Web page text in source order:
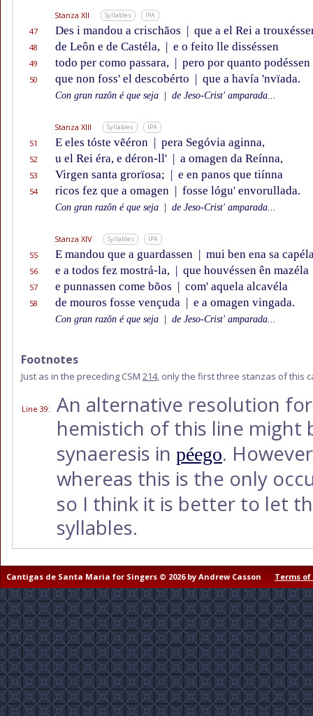
Stanza XII Syllables IPA
47 Des i mandou a crischãos | que a el Rei a
48 de Leôn e de Castéla, | e o feito lle disséssen
49 todo per como passara, | pero por quanto podéssen
50 que non foss' el descobérto | que a havía 'nvïada.
Con gran razôn é que seja de Jeso-Crist' amparada...
Stanza XIII Syllables IPA
51 E eles tóste vẽéron | pera Segóvia aginna,
52 u el Rei éra, e déron-ll' | a omagen da Reínna,
53 Virgen santa grorïosa; | e en panos que tiínna
54 ricos fez que a omagen | fosse lógu' envorullada.
Con gran razôn é que seja de Jeso-Crist' amparada...
Stanza XIV Syllables IPA
55 E mandou que a guardassen | mui ben ena sa
56 e a todos fez mostrá-la, | que houvéssen ên mazéla
57 e punnassen come bõos | com' aquela alcavéla
58 de mouros fosse vençuda | e a omagen vingada.
Con gran razôn é que seja de Jeso-Crist' amparada...
Footnotes
Just as in the preceding CSM 214, only the first three stanzas of this
Line 39:
An alternative resolution
hemistich of this line
synaeresis in péego.
whereas this is the only
so I think it is better to let
syllables.
Cantigas de Santa Maria for Singers © 2026 by Andrew Casson Terms of